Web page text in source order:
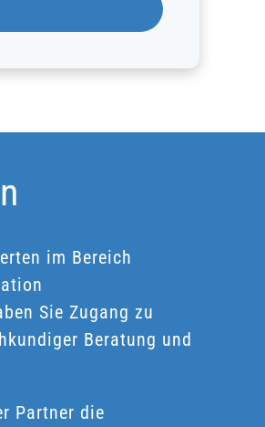
im Bereich
Sie Zugang zu
Beratung und
Partner die